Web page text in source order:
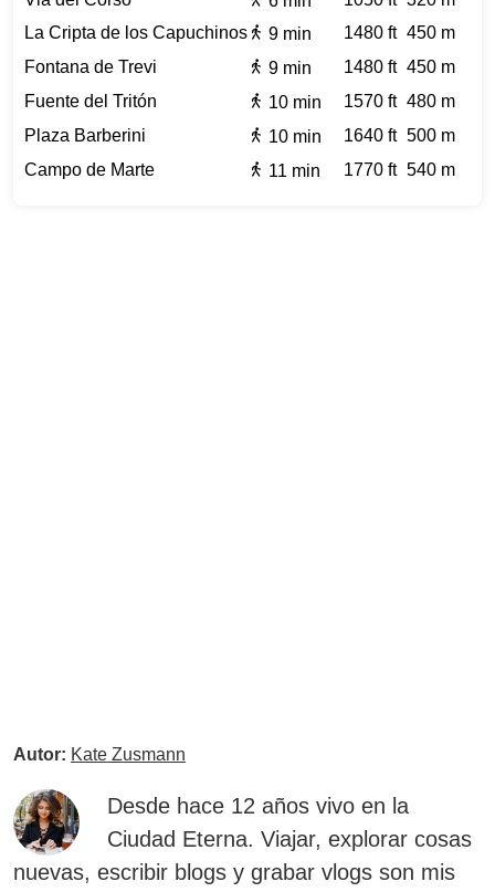
La Cripta de los Capuchinos
9 min 1480 ft 450 m
Fontana de Trevi
9 min 1480 ft 450 m
Fuente del Tritón
10 min 1570 ft 480 m
Plaza Barberini
10 min 1640 ft 500 m
Campo de Marte
11 min 1770 ft 540 m
Autor: Kate Zusmann
Desde hace 12 años vivo en la
Ciudad Eterna. Viajar, explorar cosas
nuevas, escribir blogs y grabar vlogs son mis